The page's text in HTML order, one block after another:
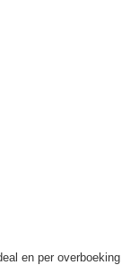
en per